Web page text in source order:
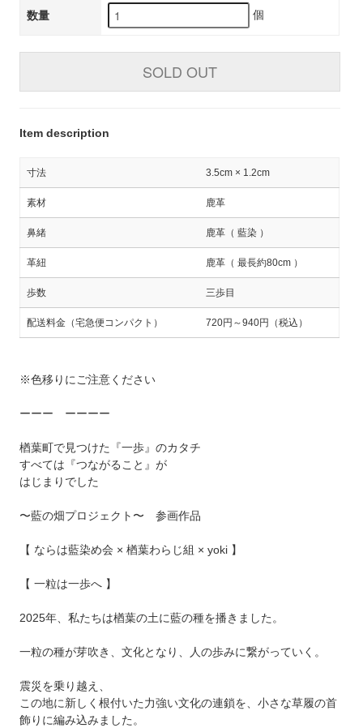
数量 個
SOLD OUT
Item description
寸法 3.5cm × 1.2cm
素材 鹿革
鼻緒 鹿革（ 藍染 ）
革紐 鹿革（ 最長約80cm ）
歩数 三歩目
配送料金（宅急便コンパクト） 720円～940円（税込）
※色移りにご注意ください
ーーー ーーーー
楢葉町で見つけた『一歩』のカタチ
すべては『つながること』が
はじまりでした
〜藍の畑プロジェクト〜 参画作品
【 ならは藍染め会 × 楢葉わらじ組 × yoki 】
【 一粒は一歩へ 】
2025年、私たちは楢葉の土に藍の種を播きました。
一粒の種が芽吹き、文化となり、人の歩みに繋がっていく。
震災を乗り越え、
この地に新しく根付いた力強い文化の連鎖を、小さな草履の首
飾りに編み込みました。